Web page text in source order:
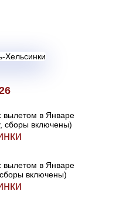
вылетом в Январе
сборы включены)
вылетом в Январе
включены)